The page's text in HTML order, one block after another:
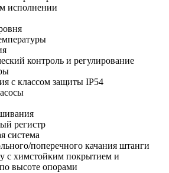
исполнении
контроль и регулирование
с классом защиты IP54
регистр
система
поперечного качания штанги
с химстойким покрытием и
высоте опорами